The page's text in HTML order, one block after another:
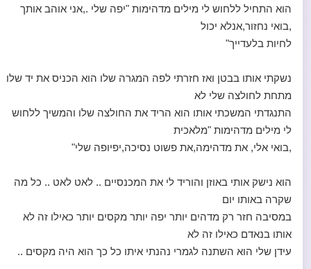
הוא התחיל ללחוש לי מילים מדהימות "יפה שלי .,אני אוהב אותך
,בואי נחזור,אנלא יכול
לחיות בלעדייך"
נשקתי אותו בבטן ואז חזרתי לפה המגרה שלו הוא הכניס את יד שלו
מתחת לחולצה שלי לא
התנגדתי המשכתי אותו הוא הריד את החולצה שלו והמשיך ללחוש
לי מילים מדהימות "מלאכית
,בואי אלי, את מדהימה,את פשוט נסיכה,יפיופה שלי"
הוא נישק אותי באוזן והוריד לי את המכנסיים .. לאט לאט .. כל מה
שקרה באותו יום
במסיבה חזר רק מדהים יותר יפה יותר מקסים יותר כאילו זה לא
אותו בנאדם כאילו זה לא
עידן שלי הוא השתנה לגמרי נהנתי איתו כל כך הוא היה מקסים ..